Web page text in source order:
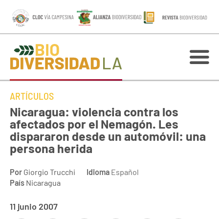
ARTÍCULOS
Nicaragua: violencia contra los
afectados por el Nemagón. Les
dispararon desde un automóvil: una
persona herida
Por Giorgio Trucchi Idioma Español
País Nicaragua
11 junio 2007